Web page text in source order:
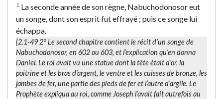
1 La seconde année de son règne, Nabuchodonosor eut
un songe, dont son esprit fut effrayé ; puis ce songe lui
échappa.
[2.1-49 2° Le second chapitre contient le récit d’un songe de
Nabuchodonosor, en 602 ou 603, et l’explication qu’en donna
Daniel. Le roi avait vu une statue dont la tête était d’or, la
poitrine et les bras d’argent, le ventre et les cuisses de bronze, les
jambes de fer, une partie des pieds de fer et l’autre d’argile. Le
Prophète expliqua au roi, comme Joseph l’avait fait autrefois au